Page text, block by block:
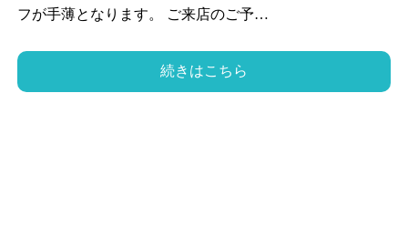
フが手薄となります。 ご来店のご予…
続きはこちら